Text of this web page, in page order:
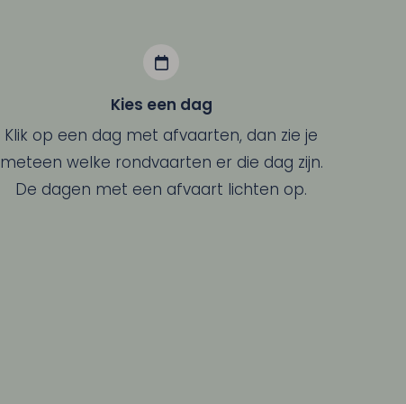
Kies een dag
Klik op een dag met afvaarten, dan zie je
meteen welke rondvaarten er die dag zijn.
De dagen met een afvaart lichten op.